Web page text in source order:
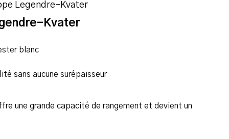
Legendre-Kvater
Kvater
blanc
sans aucune surépaisseur
une grande capacité de rangement et devient un